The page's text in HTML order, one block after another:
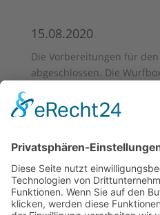
15.08.2020
Die Vorbereitungen für
abgeschlossen. Die
Grace geht es in der
noch von unserer Funny
Ich bin schon so gespannt.